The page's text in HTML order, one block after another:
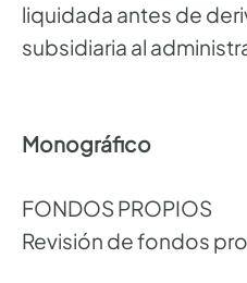
liquidada antes de
subsidiaria al
Monográfico
FONDOS PROPIOS
Revisión de fondos